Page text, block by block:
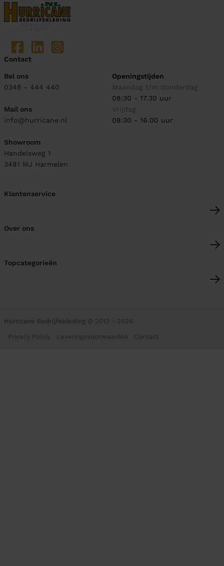
Contact
Bel ons
0348 - 444 440
Mail ons
info@hurricane.nl
Showroom
Handelsweg 1
3481 MJ Harmelen
Openingstijden
Maandag t/m donderdag
08:30 - 17.30 uur
Vrijdag
08:30 - 16.00 uur
Klantenservice
Over ons
Topcategorieën
Hurricane Bedrijfskleding © 2013 - 2026
Privacy Policy Leveringsvoorwaarden Contact